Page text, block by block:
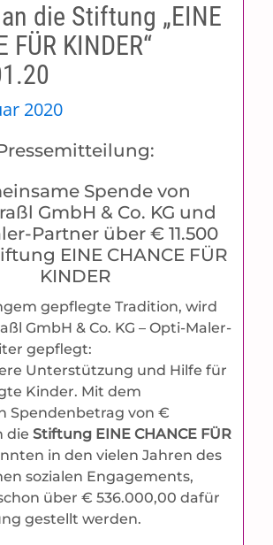
die Stiftung „EINE
FÜR KINDER“
2020
Spende von
GmbH & Co. KG und
Partner über € 11.500
EINE CHANCE FÜR
KINDER
gepflegte Tradition, wird
GmbH & Co. KG – Opti-Maler-
gepflegt:
Unterstützung und Hilfe für
Kinder. Mit dem
Spendenbetrag von €
die Stiftung EINE CHANCE FÜR
in den vielen Jahren des
sozialen Engagements,
über € 536.000,00 dafür
gestellt werden.